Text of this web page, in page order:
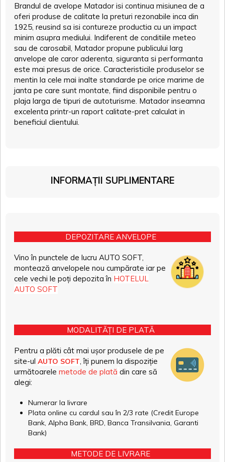
Brandul de avelope Matador isi continua misiunea de a
oferi produse de calitate la preturi rezonabile inca din
1925, reusind sa isi contureze productia cu un impact
minim asupra mediului. Indiferent de conditiile meteo
sau de carosabil, Matador propune publicului larg
anvelope ale caror aderenta, siguranta si performanta
este mai presus de orice. Caracteristicile produselor se
mentin la cele mai inalte standarde pe orice marime de
janta pe care sunt montate, fiind disponibile pentru o
plaja larga de tipuri de autoturisme. Matador inseamna
excelenta printr-un raport calitate-pret calculat in
beneficiul clientului.
INFORMAȚII SUPLIMENTARE
DEPOZITARE ANVELOPE
Vino în punctele de lucru AUTO SOFT,
montează anvelopele nou cumpărate iar pe
cele vechi le poți depozita în HOTELUL
AUTO SOFT
MODALITĂȚI DE PLATĂ
Pentru a plăti cât mai ușor produsele de pe
site-ul AUTO SOFT , îți punem la dispoziție
următoarele metode de plată din care să
alegi:
Numerar la livrare
Plata online cu cardul sau în 2/3 rate (Credit Europe
Bank, Alpha Bank, BRD, Banca Transilvania, Garanti
Bank)
METODE DE LIVRARE